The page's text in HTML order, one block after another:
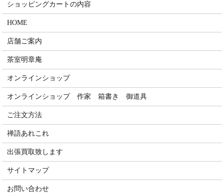
ショッピングカートの内容
HOME
店舗ご案内
茶室明章庵
オンラインショップ
オンラインショップ 作家 箱書き 御道具
ご注文方法
禅語あれこれ
出張買取致します
サイトマップ
お問い合わせ